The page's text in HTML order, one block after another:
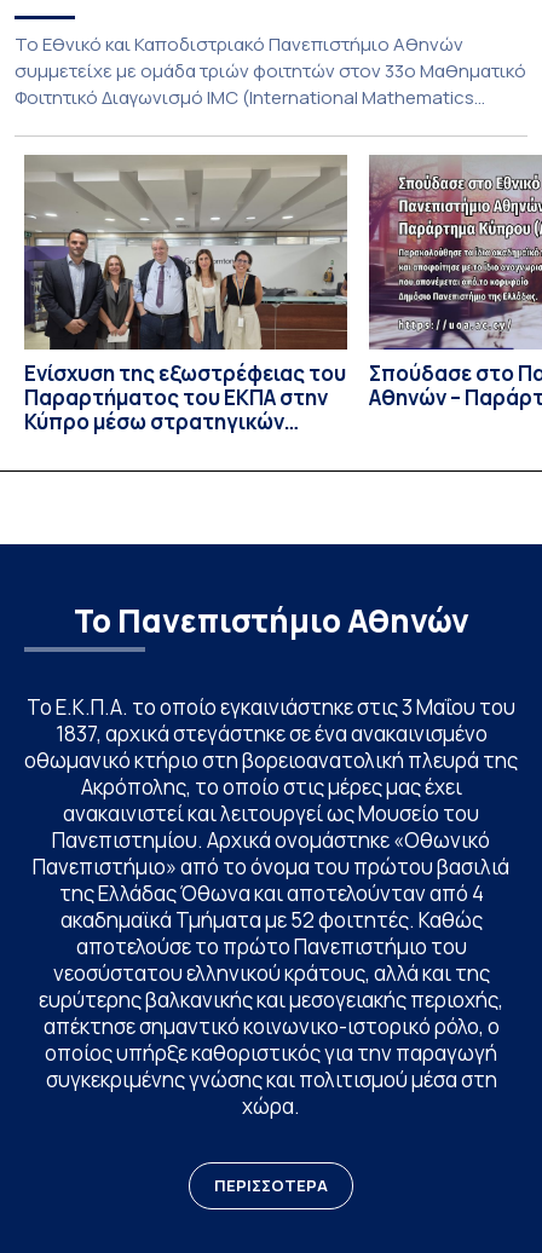
To Εθνικό και Καποδιστριακό Πανεπιστήμιο Αθηνών
συμμετείχε με ομάδα τριών φοιτητών στον 33ο Μαθηματικό
Φοιτητικό Διαγωνισμό IMC (International Mathematics
Ιουλίου στο Blagoevgrad της Βουλγαρίας. Σε αυτόν
συμμετείχαν 447 φοιτητές εκπροσωπώντας 135
πανεπιστήμια από 46 χώρες. Από την Ελλάδα, συμμετείχαν
επίσης το Εθνικό Μετσόβιο Πολυτεχνείο, το Αριστοτέλειο
Πανεπιστήμιο […]
Ενίσχυση της εξωστρέφειας του
Παραρτήματος του ΕΚΠΑ στην
Κύπρο μέσω στρατηγικών
Σπούδασε στο
Αθηνών –
Το Πανεπιστήμιο Αθηνών
Το Ε.Κ.Π.Α. το οποίο εγκαινιάστηκε στις 3 Μαΐου του
1837, αρχικά στεγάστηκε σε ένα ανακαινισμένο
οθωμανικό κτήριο στη βορειοανατολική πλευρά της
Ακρόπολης, το οποίο στις μέρες μας έχει
ανακαινιστεί και λειτουργεί ως Μουσείο του
Πανεπιστημίου. Αρχικά ονομάστηκε «Οθωνικό
Πανεπιστήμιο» από το όνομα του πρώτου βασιλιά
της Ελλάδας Όθωνα και αποτελούνταν από 4
ακαδημαϊκά Τμήματα με 52 φοιτητές. Καθώς
αποτελούσε το πρώτο Πανεπιστήμιο του
νεοσύστατου ελληνικού κράτους, αλλά και της
ευρύτερης βαλκανικής και μεσογειακής περιοχής,
απέκτησε σημαντικό κοινωνικο-ιστορικό ρόλο, ο
οποίος υπήρξε καθοριστικός για την παραγωγή
συγκεκριμένης γνώσης και πολιτισμού μέσα στη
χώρα.
ΠΕΡΙΣΣΟΤΕΡΑ